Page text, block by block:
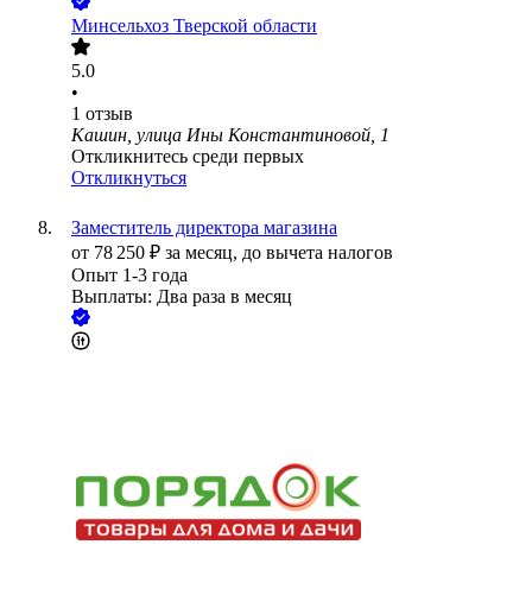
Минсельхоз Тверской области
5.0
•
1 отзыв
Кашин, улица Ины Константиновой, 1
Откликнитесь среди первых
Откликнуться
Заместитель директора магазина
от 78 250 ₽ за месяц, до вычета налогов
Опыт 1-3 года
Выплаты: Два раза в месяц